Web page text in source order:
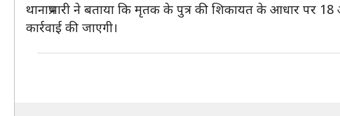
थानाप्रभारी ने बताया कि मृतक के पुत्र की शिकायत के आधार पर
कार्रवाई की जाएगी।